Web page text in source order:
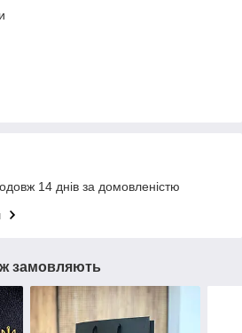
14 днів за домовленістю
замовляють